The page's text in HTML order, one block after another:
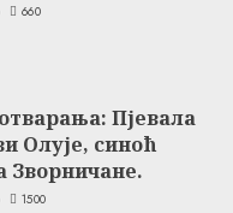
660
Пјевала
Олује, синоћ
Зворничане.
1500